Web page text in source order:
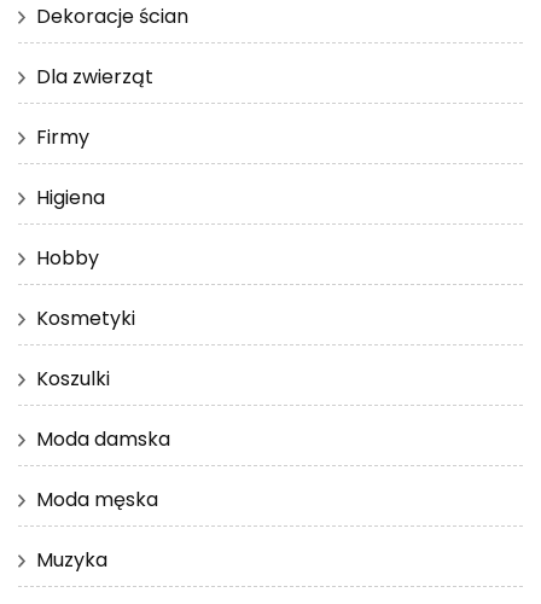
Dekoracje ścian
Dla zwierząt
Firmy
Higiena
Hobby
Kosmetyki
Koszulki
Moda damska
Moda męska
Muzyka